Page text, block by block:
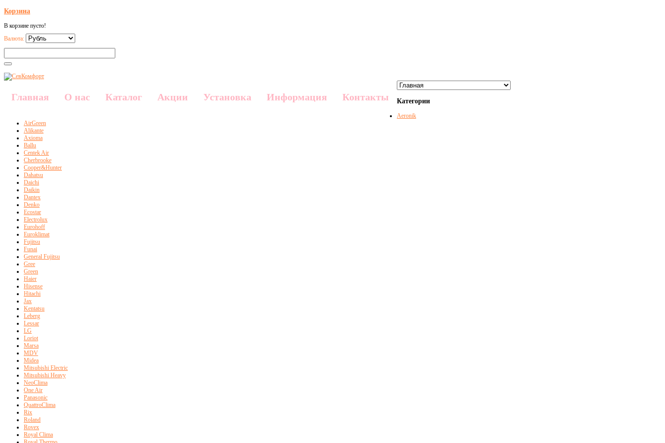
Корзина
В корзине пусто!
Валюта:
Главная О нас Каталог Акции Установка Информация Контакты Категории
Aeronik
AirGreen
Alikante
Axioma
Ballu
Centek Air
Cherbrooke
Cooper&Hunter
Dahatsu
Daichi
Daikin
Dantex
Denko
Ecostar
Electrolux
Eurohoff
Euroklimat
Fujitsu
Funai
General Fujitsu
Gree
Green
Haier
Hisense
Hitachi
Jax
Kentatsu
Leberg
Lessar
LG
Loriot
Marsa
MDV
Midea
Mitsubishi Electric
Mitsubishi Heavy
NeoClima
One Air
Panasonic
QuattroClima
Rix
Roland
Rovex
Royal Clima